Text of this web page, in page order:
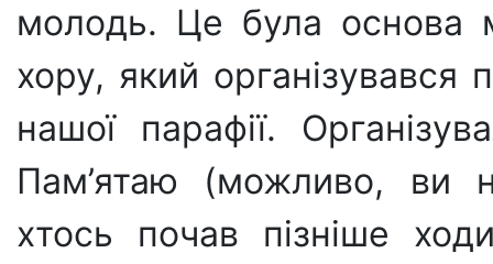
молодь. Це була основа
хору, який організувався
нашої парафії.
Пам’ятаю (можливо, ви
хтось почав пізніше